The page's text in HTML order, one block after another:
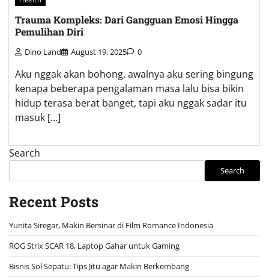
Trauma Kompleks: Dari Gangguan Emosi Hingga
Pemulihan Diri
Dino Land August 19, 2025 0
Aku nggak akan bohong, awalnya aku sering bingung
kenapa beberapa pengalaman masa lalu bisa bikin
hidup terasa berat banget, tapi aku nggak sadar itu
masuk […]
Search
Search
Recent Posts
Yunita Siregar, Makin Bersinar di Film Romance Indonesia
ROG Strix SCAR 18, Laptop Gahar untuk Gaming
Bisnis Sol Sepatu: Tips Jitu agar Makin Berkembang